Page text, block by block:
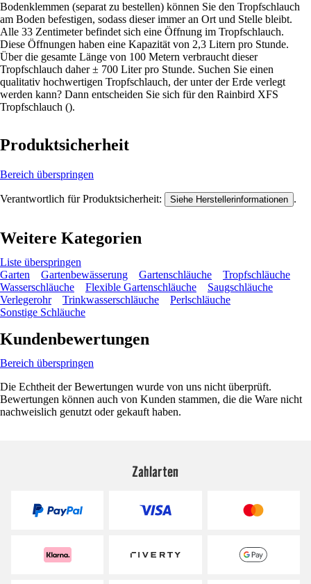
Bodenklemmen (separat zu bestellen) können Sie den Tropfschlauch
am Boden befestigen, sodass dieser immer an Ort und Stelle bleibt.
Alle 33 Zentimeter befindet sich eine Öffnung im Tropfschlauch.
Diese Öffnungen haben eine Kapazität von 2,3 Litern pro Stunde.
Über die gesamte Länge von 100 Metern verbraucht dieser
Tropfschlauch daher ± 700 Liter pro Stunde. Suchen Sie einen
qualitativ hochwertigen Tropfschlauch, der unter der Erde verlegt
werden kann? Dann entscheiden Sie sich für den Rainbird XFS
Tropfschlauch ().
Produktsicherheit
Bereich überspringen
Verantwortlich für Produktsicherheit: Siehe Herstellerinformationen .
Weitere Kategorien
Liste überspringen
Garten
Gartenbewässerung Gartenschläuche
Tropfschläuche
Wasserschläuche
Flexible Gartenschläuche
Saugschläuche
Verlegerohr
Trinkwasserschläuche
Perlschläuche
Sonstige Schläuche
Kundenbewertungen
Bereich überspringen
Die Echtheit der Bewertungen wurde von uns nicht überprüft.
Bewertungen können auch von Kunden stammen, die die Ware nicht
nachweislich genutzt oder gekauft haben.
Zahlarten